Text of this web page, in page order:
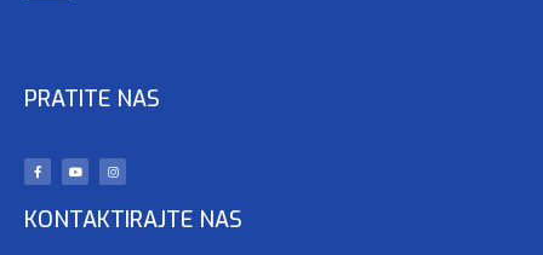
PRATITE NAS
KONTAKTIRAJTE NAS